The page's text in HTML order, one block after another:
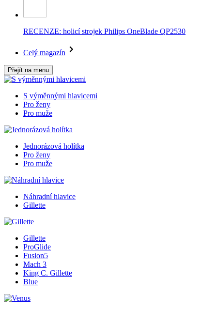
RECENZE: holicí strojek Philips OneBlade QP2530
Celý magazín
Přejít na menu
S výměnnými hlavicemi
Pro ženy
Pro muže
Jednorázová holítka
Pro ženy
Pro muže
Náhradní hlavice
Gillette
Gillette
ProGlide
Fusion5
Mach 3
King C. Gillette
Blue